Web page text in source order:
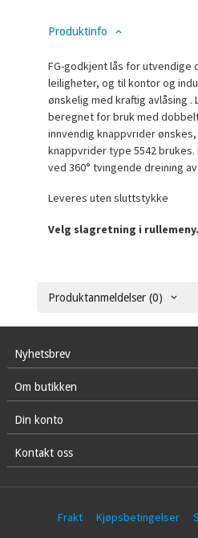
Produktinfo
FG-godkjent lås for utvendige
leiligheter, og til kontor og
ønskelig med kraftig avlåsing
beregnet for bruk med
innvendig knappvrider
knappvrider type 5542
ved 360° tvingende dreining
Leveres uten sluttstykke
Velg slagretning i rullemeny.
Produktanmeldelser (0)
Nyhetsbrev
Om butikken
Din konto
Kontakt oss
Frakt Kjøpsbetingelser